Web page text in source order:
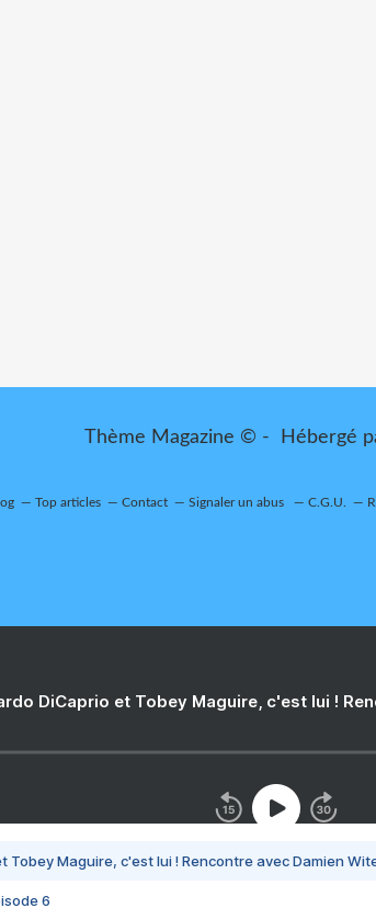
Thème Magazine © - Hébergé
Top articles Contact Signaler un abus C.G.U.
DiCaprio et Tobey Maguire, c'est lui !
Tobey Maguire, c'est lui ! Rencontre avec Damien
6